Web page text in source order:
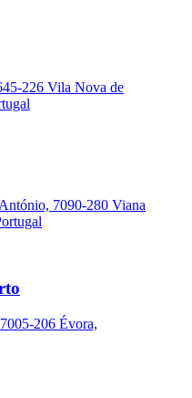
226 Vila Nova de
7090-280 Viana
206 Évora,